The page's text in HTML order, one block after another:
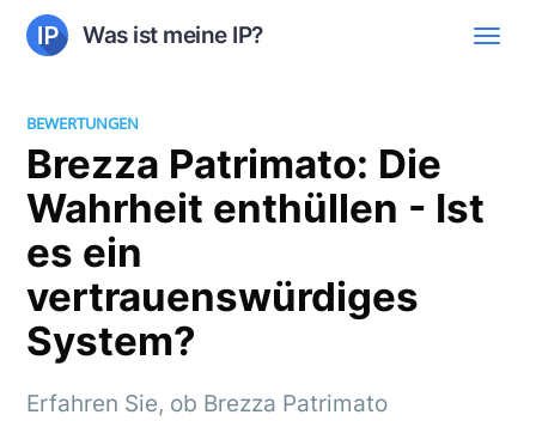
Was ist meine IP?
BEWERTUNGEN
Brezza Patrimato: Die
Wahrheit enthüllen - Ist
es ein
vertrauenswürdiges
System?
Erfahren Sie, ob Brezza Patrimato